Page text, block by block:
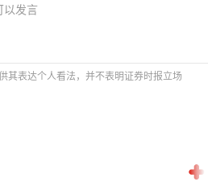
以发言
其表达个人看法，并不表明证券时报立场